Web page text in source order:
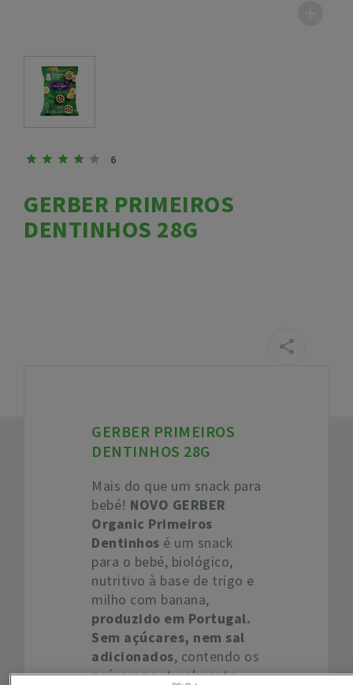
6
GERBER PRIMEIROS
DENTINHOS 28G
GERBER PRIMEIROS
DENTINHOS 28G
Mais do que um snack para
bebé! NOVO GERBER
Organic Primeiros
Dentinhos é um snack
para o bebé, biológico,
nutritivo à base de trigo e
milho com banana,
produzido em Portugal.
Sem açúcares, nem sal
adicionados, contendo os
açúcares naturalmente